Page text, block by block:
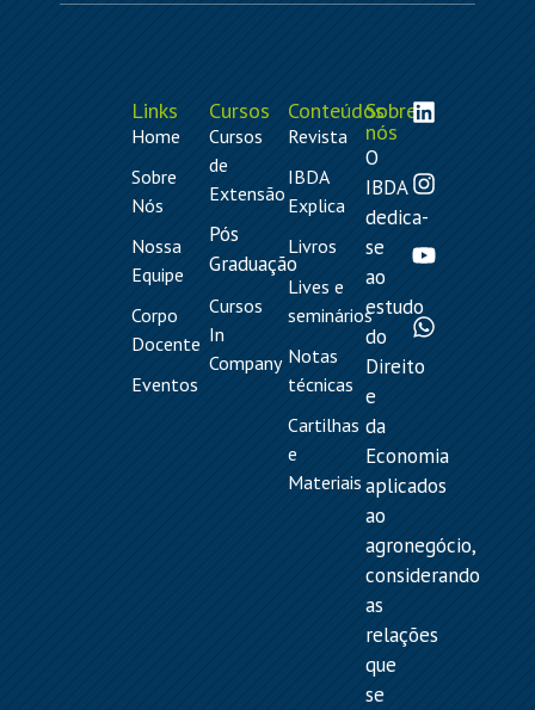
Links
Home
Sobre
Nós
Nossa
Equipe
Corpo
Docente
Eventos
Cursos
Cursos
de
Extensão
Pós
Graduação
Cursos
In
Company
Conteúdos
Revista
IBDA
Explica
Livros
Lives e
seminários
Notas
técnicas
Cartilhas
e
Materiais
Sobre
nós
O
IBDA
dedica-
se
ao
estudo
do
Direito
e
da
Economia
aplicados
ao
agronegócio,
considerando
as
relações
que
se